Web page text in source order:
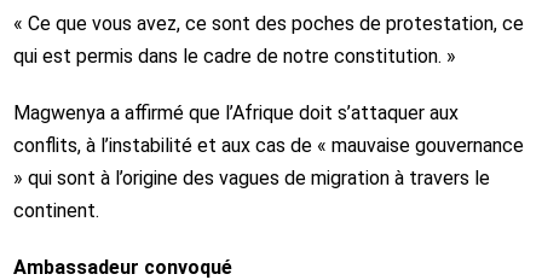
« Ce que vous avez, ce sont des poches de protestation, ce
qui est permis dans le cadre de notre constitution. »
Magwenya a affirmé que l’Afrique doit s’attaquer aux
conflits, à l’instabilité et aux cas de « mauvaise gouvernance
» qui sont à l’origine des vagues de migration à travers le
continent.
Ambassadeur convoqué